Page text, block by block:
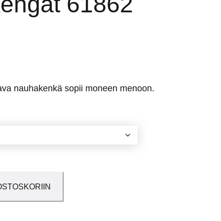
nauhakenkä sopii moneen menoon.